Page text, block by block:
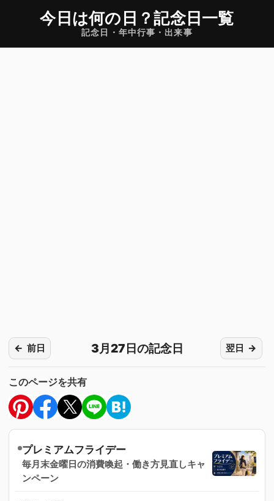
今日は何の日 ？記念日一覧
記念日・年中行事・出来事
前日 3月27日の記念日 翌日
このページを共有
プレミアムフライデー
毎月末金曜日の消費喚起・働き方見直しキャ
ンペーン